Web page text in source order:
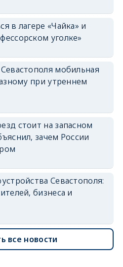
в лагере «Чайка» и
уголке»
мобильная
при утреннем
стоит на запасном
зачем России
Севастополя:
бизнеса и
все новости